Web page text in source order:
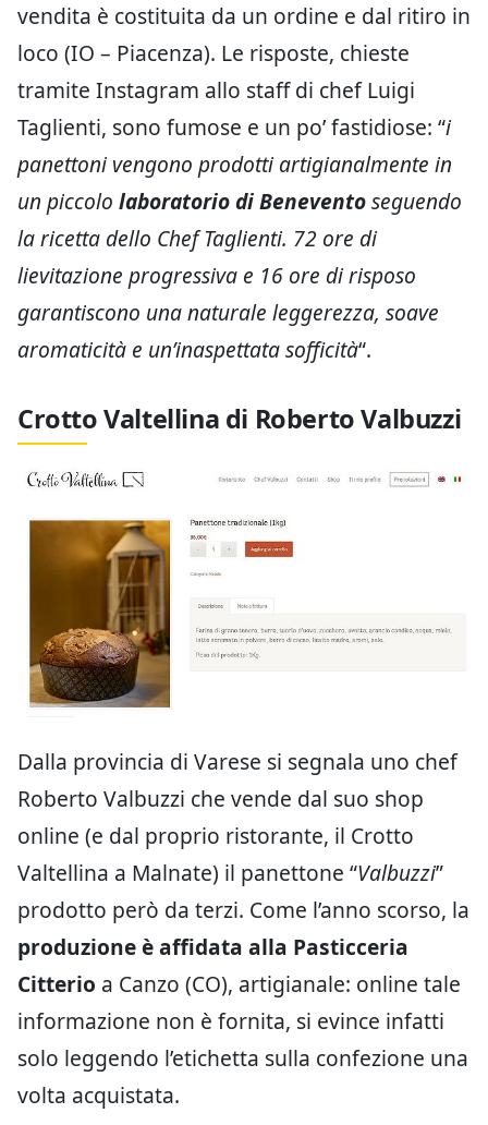
vendita è costituita da un ordine e dal ritiro in
loco (IO – Piacenza). Le risposte, chieste
tramite Instagram allo staff di chef Luigi
Taglienti, sono fumose e un po’ fastidiose: “i
panettoni vengono prodotti artigianalmente in
un piccolo laboratorio di Beneventoseguendo
la ricetta dello Chef Taglienti. 72 ore di
lievitazione progressiva e 16 ore di risposo
garantiscono una naturale leggerezza, soave
aromaticità e un’inaspettata sofficità“.
Crotto Valtellina di Roberto Valbuzzi
Dalla provincia di Varese si segnala uno chef
Roberto Valbuzzi che vende dal suo shop
online (e dal proprio ristorante, il Crotto
Valtellina a Malnate) il panettone “Valbuzzi”
prodotto però da terzi. Come l’anno scorso, la
produzione è affidata alla Pasticceria
Citterio a Canzo (CO), artigianale: online tale
informazione non è fornita, si evince infatti
solo leggendo l’etichetta sulla confezione una
volta acquistata.